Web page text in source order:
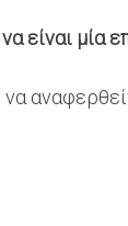
είναι μία